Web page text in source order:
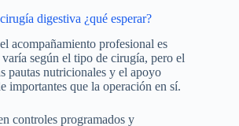
digestiva ¿qué esperar?
acompañamiento profesional es
según el tipo de cirugía, pero el
pautas nutricionales y el apoyo
importantes que la operación en sí.
controles programados y